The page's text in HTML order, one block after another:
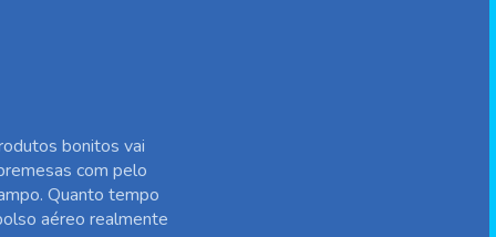
bonitos vai
com pelo
Quanto tempo
aéreo realmente